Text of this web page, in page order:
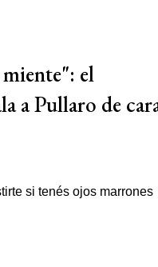
el
a Pullaro de